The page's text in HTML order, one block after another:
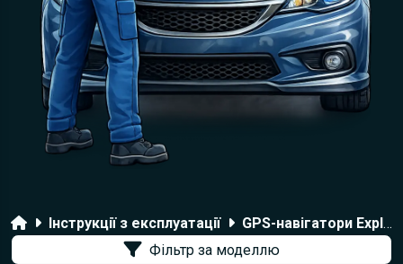
ГоловнаІнструкції з експлуатації
GPS-навігатори Explay
Фільтр за моделлю